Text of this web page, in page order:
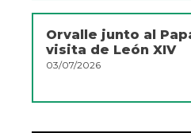
Orvalle junto al
visita de León XIV
03/07/2026